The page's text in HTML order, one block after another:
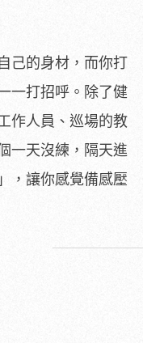
己的身材，而你打
一打招呼。除了健
作人員、巡場的教
一天沒練，隔天進
，讓你感覺備感壓